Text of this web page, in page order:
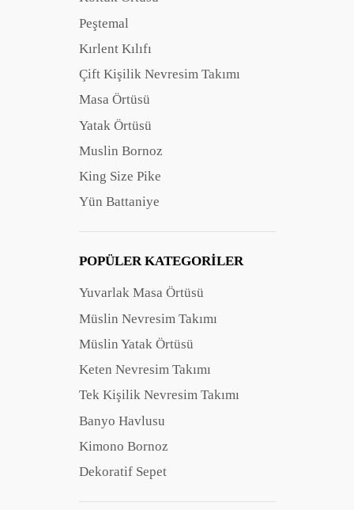
Peştemal
Kırlent Kılıfı
Çift Kişilik Nevresim Takımı
Masa Örtüsü
Yatak Örtüsü
Muslin Bornoz
King Size Pike
Yün Battaniye
POPÜLER KATEGORILER
Yuvarlak Masa Örtüsü
Müslin Nevresim Takımı
Müslin Yatak Örtüsü
Keten Nevresim Takımı
Tek Kişilik Nevresim Takımı
Banyo Havlusu
Kimono Bornoz
Dekoratif Sepet